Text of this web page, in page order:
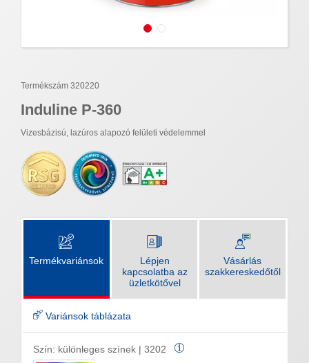
Termékszám 320220
Induline P-360
Vizesbázisú, lazúros alapozó felületi védelemmel
Termékvariánsok
Lépjen
kapcsolatba az
üzletkötővel
Vásárlás
szakkereskedőtől
Variánsok táblázata
Szín: különleges színek | 3202